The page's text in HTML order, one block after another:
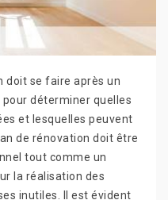
doit se faire après un
déterminer quelles
et lesquelles peuvent
de rénovation doit être
tout comme un
la réalisation des
inutiles. Il est évident